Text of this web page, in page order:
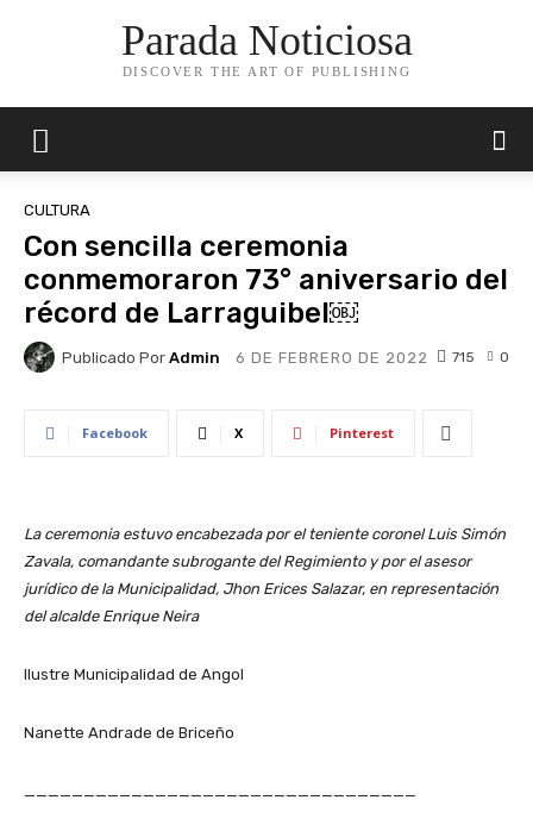
Parada Noticiosa
DISCOVER THE ART OF PUBLISHING
CULTURA
Con sencilla ceremonia
conmemoraron 73° aniversario del
récord de Larraguibel￼
Publicado Por Admin 6 DE FEBRERO DE 2022 0
715
Facebook X Pinterest
La ceremonia estuvo encabezada por el teniente coronel Luis Simón
Zavala, comandante subrogante del Regimiento y por el asesor
jurídico de la Municipalidad, Jhon Erices Salazar, en representación
del alcalde Enrique Neira
Ilustre Municipalidad de Angol
Nanette Andrade de Briceño
_________________________________